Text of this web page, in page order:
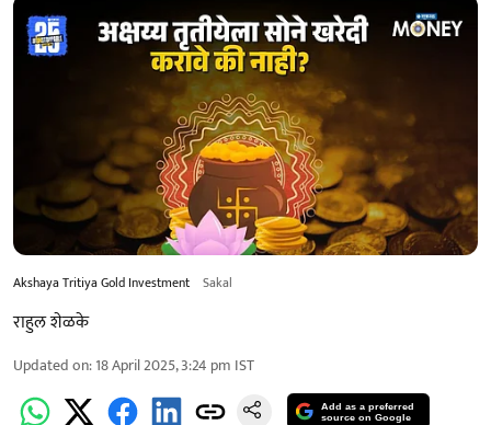
Akshaya Tritiya Gold Investment Sakal
राहुल शेळके
Updated on:18 April 2025, 3:24 pm IST
Add as a preferred
source on Google